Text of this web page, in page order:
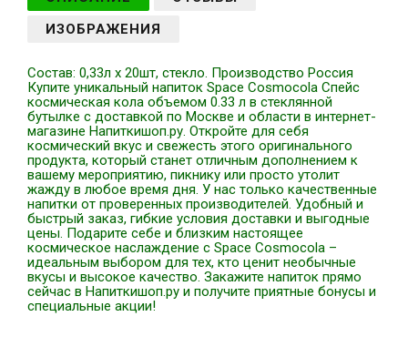
ИЗОБРАЖЕНИЯ
Состав: 0,33л x 20шт, стекло. Производство Россия
Купите уникальный напиток Space Cosmocola Спейс
космическая кола объемом 0.33 л в стеклянной
бутылке с доставкой по Москве и области в интернет-
магазине Напиткишоп.ру. Откройте для себя
космический вкус и свежесть этого оригинального
продукта, который станет отличным дополнением к
вашему мероприятию, пикнику или просто утолит
жажду в любое время дня. У нас только качественные
напитки от проверенных производителей. Удобный и
быстрый заказ, гибкие условия доставки и выгодные
цены. Подарите себе и близким настоящее
космическое наслаждение с Space Cosmocola –
идеальным выбором для тех, кто ценит необычные
вкусы и высокое качество. Закажите напиток прямо
сейчас в Напиткишоп.ру и получите приятные бонусы и
специальные акции!